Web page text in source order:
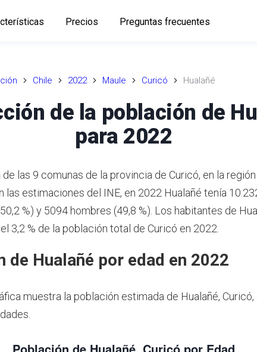
Precios Preguntas frecuentes
Chile 2022 Maule Curicó Hualañé
de la población de
para 2022
de las 9 comunas de la provincia de Curicó, en la
las estimaciones del INE, en 2022 Hualañé tenía
%) y 5094 hombres (49,8 %). Los habitantes de
3,2 % de la población total de Curicó en 2022.
de Hualañé por edad en 2022
muestra la población estimada de Hualañé,